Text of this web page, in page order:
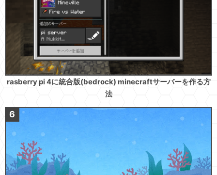
rasberry pi 4に統合版(bedrock) minecraftサーバーを作る方
法